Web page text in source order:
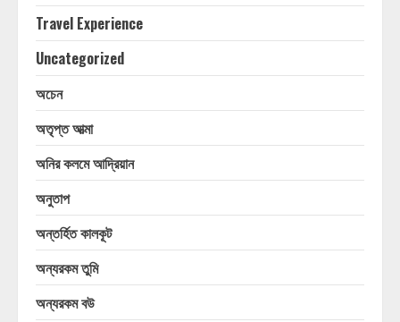
Travel Experience
Uncategorized
অচেন
অতৃপ্ত আত্মা
অনির কলমে আদ্রিয়ান
অনুতাপ
অন্তর্হিত কালকূট
অন্যরকম তুমি
অন্যরকম বউ